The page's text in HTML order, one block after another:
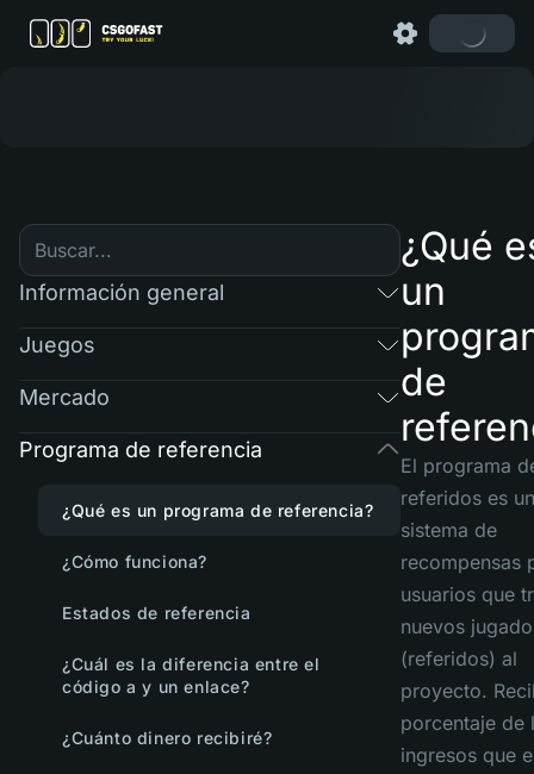
Información general
Juegos
Mercado
Programa de referencia
¿Qué es un programa de referencia?
¿Cómo funciona?
Estados de referencia
¿Cuál es la diferencia entre el
código a y un enlace?
¿Cuánto dinero recibiré?
¿Qué
un
de
El programa
referidos es un
sistema de
recompensas
usuarios que
nuevos
(referidos) al
proyecto.
porcentaje de
ingresos que